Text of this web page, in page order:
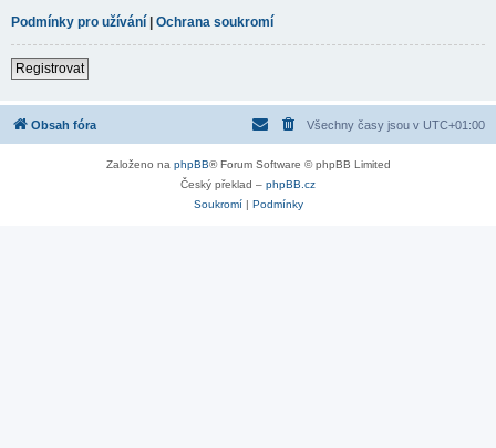
Podmínky pro užívání | Ochrana soukromí
Registrovat
Obsah fóra Všechny časy jsou v UTC+01:00
Založeno na phpBB® Forum Software © phpBB Limited
Český překlad – phpBB.cz
Soukromí| Podmínky